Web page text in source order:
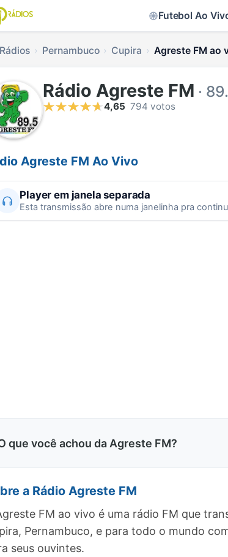
Futebol Ao
Pernambuco Cupira Agreste FM ao
Rádio Agreste FM ·
4,65 794 votos
Agreste FM Ao Vivo
Player em janela separada
Esta transmissão abre numa janelinha pra
que você achou da Agreste FM?
a Rádio Agreste FM
FM ao vivo é uma rádio FM que
Pernambuco, e para todo o mundo
seus ouvintes.